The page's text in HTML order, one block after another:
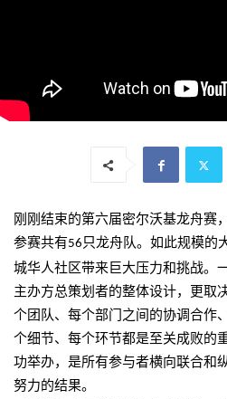
刚刚结束的第六届密尔沃基龙舟赛
参赛共有56 只龙舟队。如此规模的
城华人社区带来巨大压力和挑战。
主办方总策划者的整体设计，更取
个团队、每个部门之间的协调合作
个细节、每个环节都是至关成败的
功举办，是所有参与者横向联合和
努力的结果。